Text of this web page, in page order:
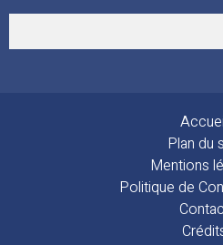
Plan du
Mentions
Politique de